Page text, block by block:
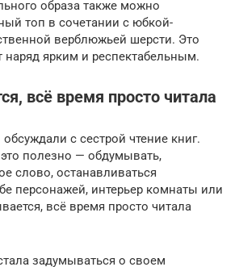
образа также можно
топ в сочетании с юбкой-
верблюжьей шерсти. Это
наряд ярким и респектабельным.
всё время просто читала
с сестрой чтение книг.
полезно — обдумывать,
слово, останавливаться
персонажей, интерьер комнаты или
всё время просто читала
задумываться о своем